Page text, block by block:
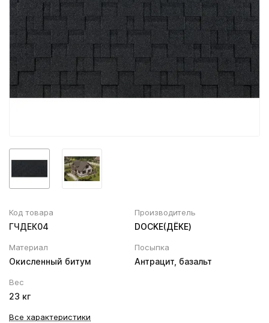
Вентиляционный выход
Колпаки, Проходы, Вент.ленты
Муфта трубы
Соединитель желоба
Трубы водосточные
ХВОЙНАЯ фанера НЕ ШЛИФОВАННАЯ
Код товара
ГЧДЕК04
Производитель
DOCKE(ДЁКЕ)
Материал
Окисленный битум
Посыпка
Антрацит, базальт
Вес
23 кг
Все характеристики